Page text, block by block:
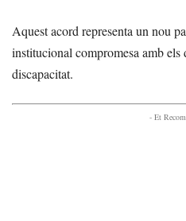
Aquest acord representa un nou
institucional compromesa amb els
discapacitat.
- Et